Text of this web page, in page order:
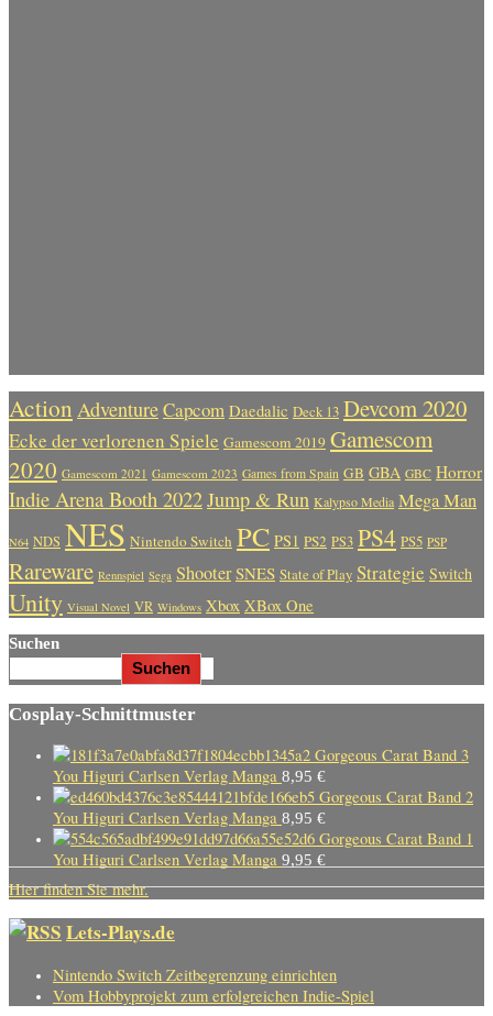
Action AdventureCapcom Daedalic Deck 13 Devcom 2020
Ecke der verlorenen Spiele Gamescom 2019 Gamescom
2020 Gamescom 2021 Gamescom 2023 Games from Spain GB GBA GBC Horror
Indie Arena Booth 2022Jump & Run Kalypso Media Mega Man
N64 NDS NES Nintendo Switch PC PS1 PS2 PS3 PS4 PS5 PSP
Rareware Rennspiel Sega Shooter SNES State of Play Strategie Switch
Unity Visual Novel VR Windows Xbox XBox One
Suchen
Suchen
Cosplay-Schnittmuster
Gorgeous Carat Band 3
You Higuri Carlsen Verlag Manga 8,95 €
Gorgeous Carat Band 2
You Higuri Carlsen Verlag Manga 8,95 €
Gorgeous Carat Band 1
You Higuri Carlsen Verlag Manga 9,95 €
Hier finden Sie mehr.
Lets-Plays.de
Nintendo Switch Zeitbegrenzung einrichten
Vom Hobbyprojekt zum erfolgreichen Indie-Spiel